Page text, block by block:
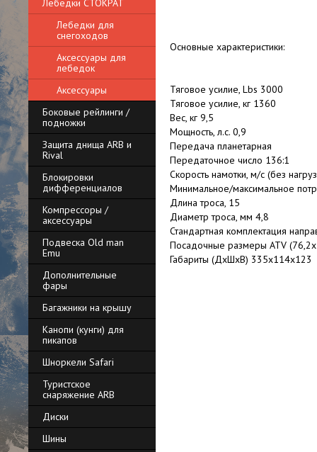
Лебедки СТОКРАТ
Лебедки для
снегоходов
Аксессуары для
лебедок
Аксессуары
Боковые рейлинги /
подножки
Защита днища ARB и
Rival
Блокировки
дифференциалов
Компрессоры /
аксессуары
Подвеска Old man
Emu
Дополнительные
фары
Багажники на крышу
Канопи (кунги) для
пикапов
Шноркели Safari
Туристское
снаряжение ARB
Диски
Шины
Основные характеристики:
Тяговое усилие, Lbs 3000
Тяговое усилие, кг 1360
Вес, кг 9,5
Мощность, л.с. 0,9
Передача планетарная
Передаточное число 136:1
Скорость намотки, м/с (без
Минимальное/максимальное
Длина троса, 15
Диаметр троса, мм 4,8
Стандартная комплектация
Посадочные размеры ATV
Габариты (ДхШхВ) 335х114х123